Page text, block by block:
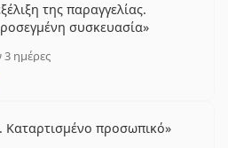
της παραγγελίας.
συσκευασία
3 ημέρες
5 αξιολογήσεις από 5
Καταρτισμένο προσωπικό